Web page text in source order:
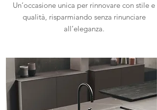
Un’occasione unica per rinnovare con stile e
qualità, risparmiando senza rinunciare
all’eleganza.